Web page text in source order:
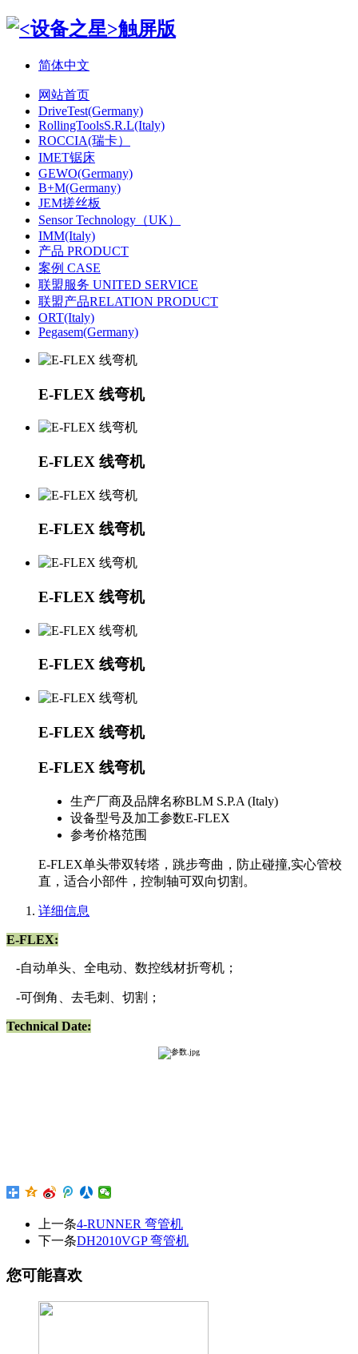
简体中文
网站首页
DriveTest(Germany)
RollingToolsS.R.L(Italy)
ROCCIA(瑞卡）
IMET锯床
GEWO(Germany)
B+M(Germany)
JEM搓丝板
Sensor Technology（UK）
IMM(Italy)
产品 PRODUCT
案例 CASE
联盟服务 UNITED SERVICE
联盟产品RELATION PRODUCT
ORT(Italy)
Pegasem(Germany)
E-FLEX 线弯机
E-FLEX 线弯机
E-FLEX 线弯机
E-FLEX 线弯机
E-FLEX 线弯机
E-FLEX 线弯机
E-FLEX 线弯机
生产厂商及品牌名称BLM S.P.A (Italy)
设备型号及加工参数E-FLEX
参考价格范围
E-FLEX单头带双转塔，跳步弯曲，防止碰撞,实心管校
直，适合小部件，控制轴可双向切割。
详细信息
E-FLEX:
-自动单头、全电动、数控线材折弯机；
-可倒角、去毛刺、切割；
Technical Date:
上一条4-RUNNER 弯管机
下一条DH2010VGP 弯管机
您可能喜欢